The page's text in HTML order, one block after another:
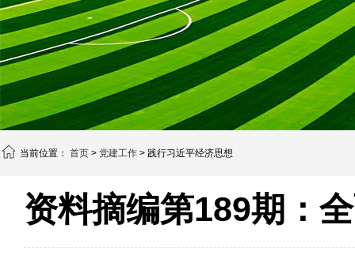
当前位置： 首页 > 党建工作 > 践行习近平经济思想
资料摘编第189期：